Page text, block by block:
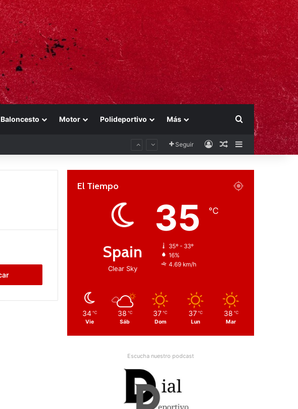
Baloncesto Motor Polideportivo Más Buscar por
Seguir AccesoPublicación al
Barra lateral
El Tiempo
Spain
Clear Sky
35 ℃
35º - 33º
16%
4.69 km/h
34 ℃
Vie
38 ℃
Sáb
37 ℃
Dom
37 ℃
Lun
38 ℃
Mar
Escucha nuestro podcast